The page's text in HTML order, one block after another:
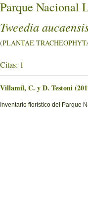
Parque Nacional
Tweedia
(PLANTAE
Citas: 1
Villamil, C. y D. Testoni
Inventario florístico del Parque